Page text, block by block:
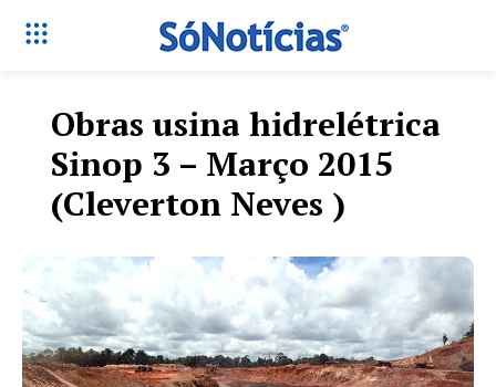
Obras usina hidrelétrica
Sinop 3 – Março 2015
(Cleverton Neves )